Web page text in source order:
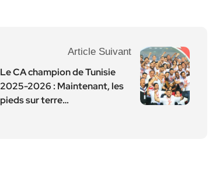
Article Suivant
Le CA champion de Tunisie
2025-2026 : Maintenant, les
pieds sur terre…